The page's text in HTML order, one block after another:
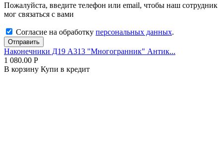
Пожалуйста, введите телефон или email, чтобы наш сотрудник
мог связаться с вами
Согласие на обработку персональных данных.
Отправить
Наконечники Д19 А313 "Многогранник" Антик...
1 080.00 Р
В корзину Купи в кредит